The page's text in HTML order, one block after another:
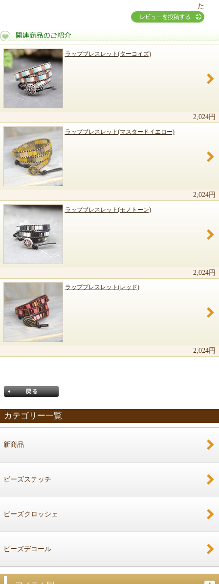
た
ラップブレスレット(ターコイズ)
2,024円
ラップブレスレット(マスタードイエロー)
2,024円
ラップブレスレット(モノトーン)
2,024円
ラップブレスレット(レッド)
2,024円
カテゴリー一覧
新商品
ビーズステッチ
ビーズクロッシェ
ビーズデコール